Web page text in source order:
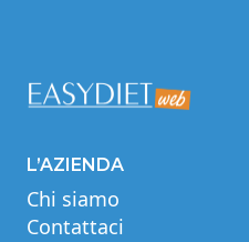
L’AZIENDA
Chi siamo
Contattaci